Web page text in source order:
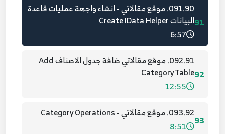
91
091.90. موقع مقالاتي - انشاء واجهة عمليات قاعدة
البيانات Create IData Helper
6:57
92
092.91. موقع مقالاتي ضافة جدول الاصناف Add
Category Table
12:55
93
093.92. موقع مقالاتي - Category Operations
8:51